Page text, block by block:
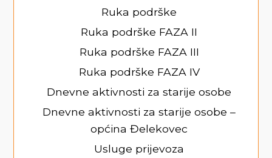
Ruka podrške
Ruka podrške FAZA II
Ruka podrške FAZA III
Ruka podrške FAZA IV
Dnevne aktivnosti za starije osobe
Dnevne aktivnosti za starije osobe –
općina Đelekovec
Usluge prijevoza